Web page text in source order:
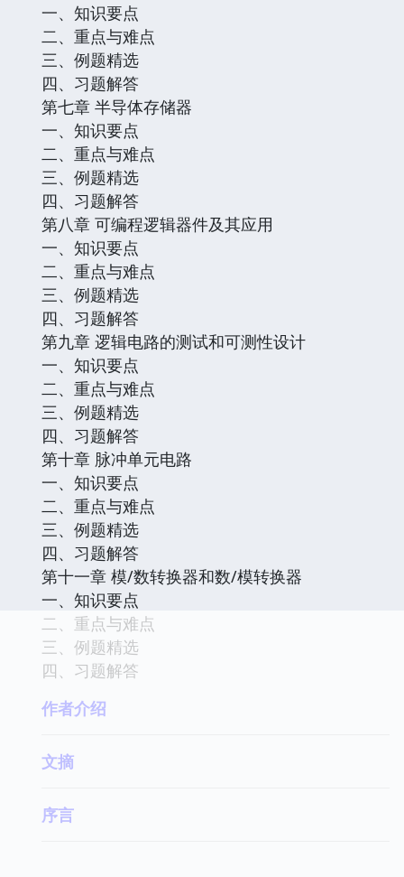
一、知识要点
二、重点与难点
三、例题精选
四、习题解答
第七章 半导体存储器
一、知识要点
二、重点与难点
三、例题精选
四、习题解答
第八章 可编程逻辑器件及其应用
一、知识要点
二、重点与难点
三、例题精选
四、习题解答
第九章 逻辑电路的测试和可测性设计
一、知识要点
二、重点与难点
三、例题精选
四、习题解答
第十章 脉冲单元电路
一、知识要点
二、重点与难点
三、例题精选
四、习题解答
第十一章 模/数转换器和数/模转换器
一、知识要点
二、重点与难点
三、例题精选
四、习题解答
作者介绍
文摘
序言